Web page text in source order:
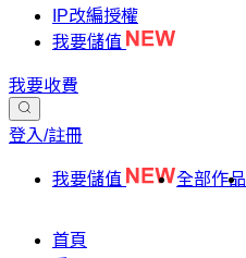
IP改編授權
我要儲值
我要收費
登入/註冊
我要儲值 全部作品
首頁